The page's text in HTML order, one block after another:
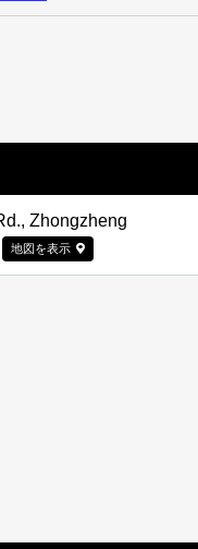
Zhongzheng
地図を表示